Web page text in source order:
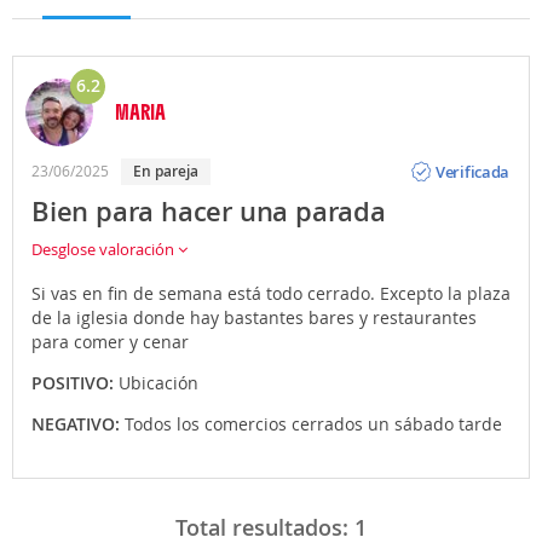
6.2
MARIA
23/06/2025 En pareja
Verificada
Bien para hacer una parada
Desglose valoración
Si vas en fin de semana está todo cerrado. Excepto la plaza
de la iglesia donde hay bastantes bares y restaurantes
para comer y cenar
POSITIVO: Ubicación
NEGATIVO: Todos los comercios cerrados un sábado tarde
Total resultados: 1